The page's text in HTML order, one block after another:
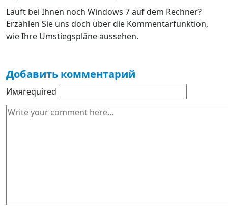
Läuft bei Ihnen noch Windows 7 auf dem Rechner?
Erzählen Sie uns doch über die Kommentarfunktion,
wie Ihre Umstiegspläne aussehen.
Добавить комментарий
Имяrequired